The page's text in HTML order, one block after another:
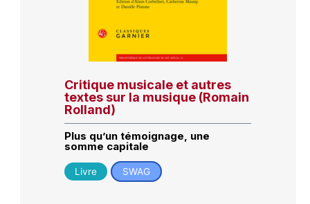
Critique musicale et autres
textes sur la musique (Romain
Rolland)
Plus qu’un témoignage, une
somme capitale
Livre SWAG